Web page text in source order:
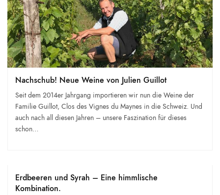
Nachschub! Neue Weine von Julien Guillot
Seit dem 2014er Jahrgang importieren wir nun die Weine der
Familie Guillot, Clos des Vignes du Maynes in die Schweiz. Und
auch nach all diesen Jahren – unsere Faszination für dieses
schon…
Erdbeeren und Syrah – Eine himmlische
Kombination.